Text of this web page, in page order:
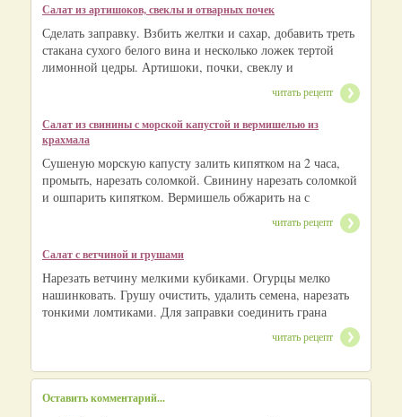
Салат из артишоков, свеклы и отварных почек
Сделать заправку. Взбить желтки и сахар, добавить треть
стакана сухого белого вина и несколько ложек тертой
лимонной цедры. Артишоки, почки, свеклу и
читать рецепт
Салат из свинины с морской капустой и вермишелью из
крахмала
Сушеную морскую капусту залить кипятком на 2 часа,
промыть, нарезать соломкой. Свинину нарезать соломкой
и ошпарить кипятком. Вермишель обжарить на с
читать рецепт
Салат с ветчиной и грушами
Нарезать ветчину мелкими кубиками. Огурцы мелко
нашинковать. Грушу очистить, удалить семена, нарезать
тонкими ломтиками. Для заправки соединить грана
читать рецепт
Оставить комментарий...